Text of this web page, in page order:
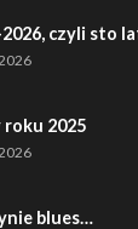
czyli sto
roku 2025
blues…